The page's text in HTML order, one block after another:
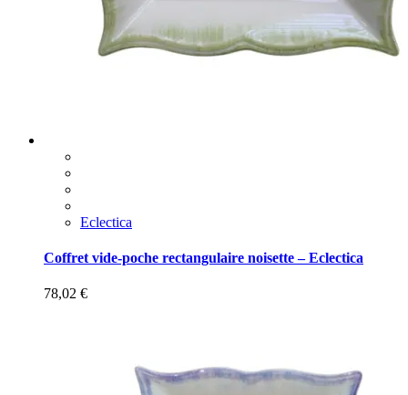
Eclectica
Coffret vide-poche rectangulaire noisette – Eclectica
78,02 €